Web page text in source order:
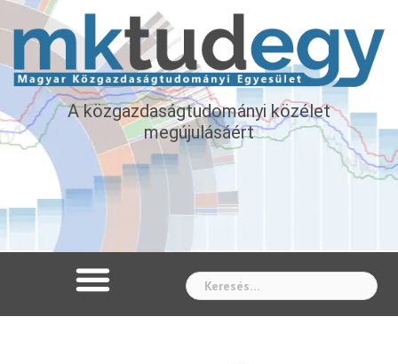
A közgazdaságtudományi közélet
megújulásáért